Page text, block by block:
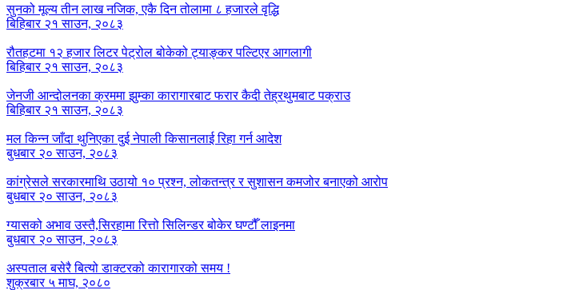
सुनको मूल्य तीन लाख नजिक, एकै दिन तोलामा ८ हजारले वृद्धि
बिहिबार २१ साउन, २०८३
रौतहटमा १२ हजार लिटर पेट्रोल बोकेको ट्याङ्कर पल्टिएर आगलागी
बिहिबार २१ साउन, २०८३
जेनजी आन्दोलनका क्रममा झुम्का कारागारबाट फरार कैदी तेह्रथुमबाट पक्राउ
बिहिबार २१ साउन, २०८३
मल किन्न जाँदा थुनिएका दुई नेपाली किसानलाई रिहा गर्न आदेश
बुधबार २० साउन, २०८३
कांग्रेसले सरकारमाथि उठायो १० प्रश्न, लोकतन्त्र र सुशासन कमजोर बनाएको आरोप
बुधबार २० साउन, २०८३
ग्यासको अभाव उस्तै,सिरहामा रित्तो सिलिन्डर बोकेर घण्टौँ लाइनमा
बुधबार २० साउन, २०८३
अस्पताल बसेरै बित्यो डाक्टरको कारागारको समय !
शुक्रबार ५ माघ, २०८०